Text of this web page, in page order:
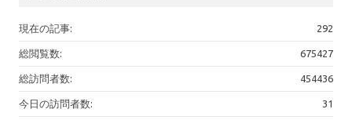
292
現在の記事:
675427
総閲覧数:
454436
総訪問者数:
31
今日の訪問者数: